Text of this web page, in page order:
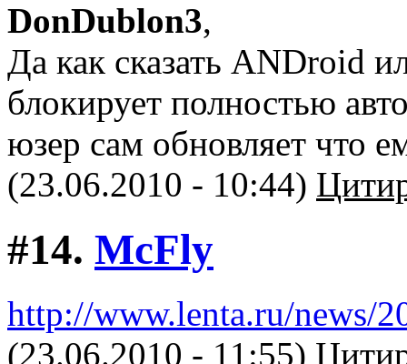
DonDublon3,
Да как сказать ANDroid
блокирует полностью
юзер сам обновляет что
(23.06.2010 - 10:44)
#14. McFly
http://www.lenta.ru/news/
(23.06.2010 - 11:55)